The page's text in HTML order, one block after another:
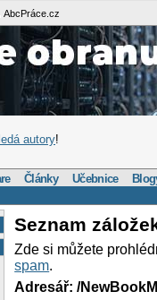
AbcPráce.cz
autory!
Články Učebnice
Seznam
Zde si můžete
spam.
Adresář: /